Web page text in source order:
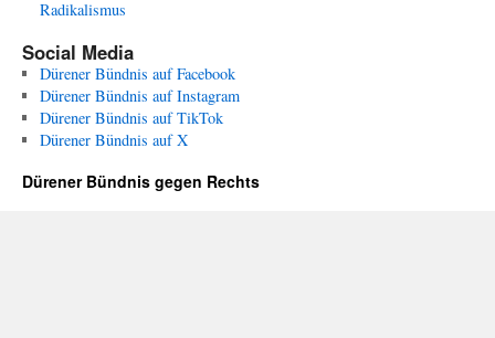
Radikalismus
Social Media
Dürener Bündnis auf Facebook
Dürener Bündnis auf Instagram
Dürener Bündnis auf TikTok
Dürener Bündnis auf X
Dürener Bündnis gegen Rechts